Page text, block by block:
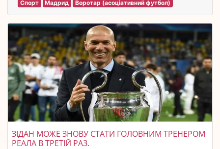
Спорт Мадрид Воротар (асоціативний футбол)
ЗІДАН МОЖЕ ЗНОВУ СТАТИ ГОЛОВНИМ ТРЕНЕРОМ
РЕАЛА В ТРЕТІЙ РАЗ.